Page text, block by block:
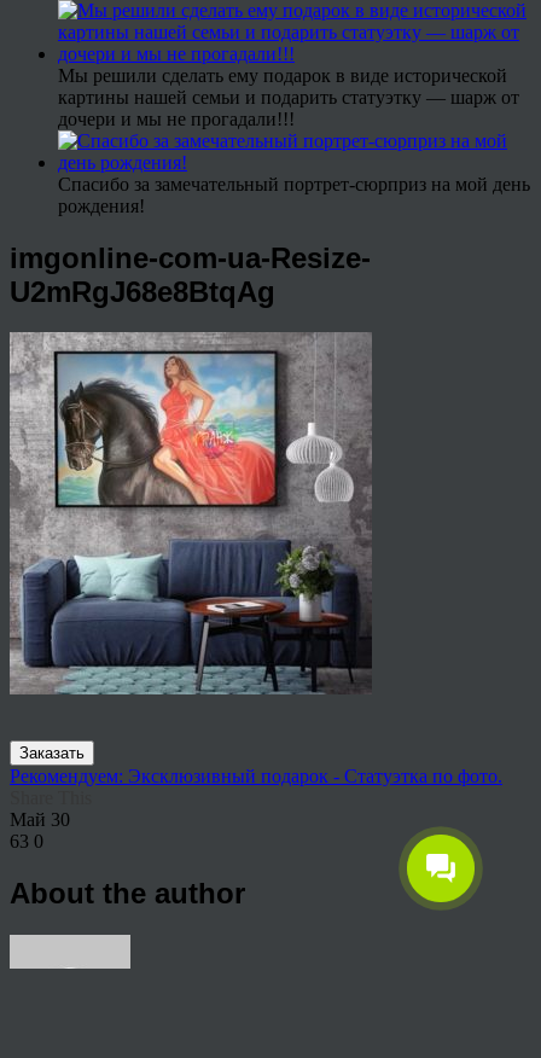
Мы решили сделать ему подарок в виде исторической
картины нашей семьи и подарить статуэтку — шарж от
дочери и мы не прогадали!!!
Спасибо за замечательный портрет-сюрприз на мой день
рождения!
imgonline-com-ua-Resize-
U2mRgJ68e8BtqAg
Заказать
Рекомендуем: Эксклюзивный подарок - Статуэтка по фото.
Май 30
63 0
About the author